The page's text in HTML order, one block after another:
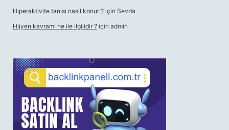
Hiperaktivite tanısı nasıl konur ? için Sevda
Hijyen kavramı ne ile ilgilidir ? için admin